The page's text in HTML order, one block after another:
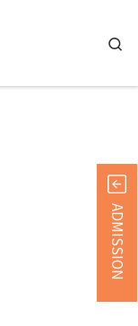
ADMISSION